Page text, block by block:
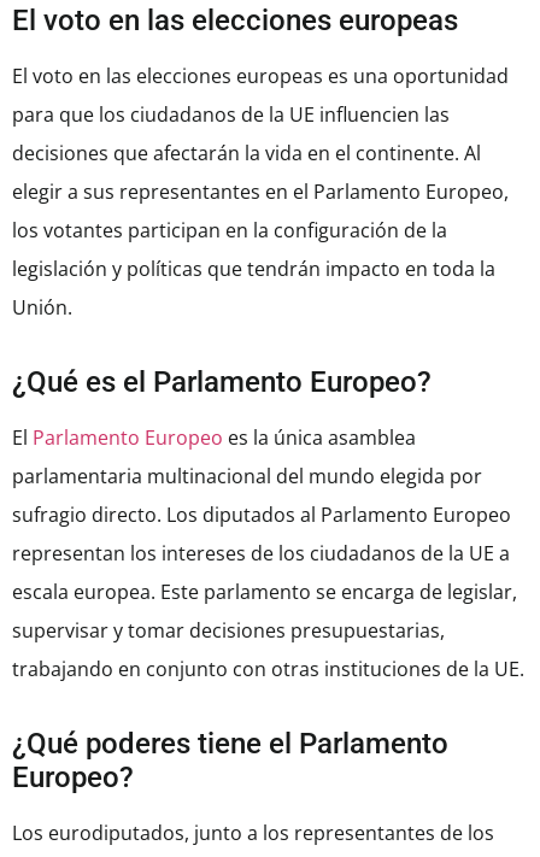
El voto en las elecciones europeas
El voto en las elecciones europeas es una oportunidad
para que los ciudadanos de la UE influencien las
decisiones que afectarán la vida en el continente. Al
elegir a sus representantes en el Parlamento Europeo,
los votantes participan en la configuración de la
legislación y políticas que tendrán impacto en toda la
Unión.
¿Qué es el Parlamento Europeo?
El Parlamento Europeo es la única asamblea
parlamentaria multinacional del mundo elegida por
sufragio directo. Los diputados al Parlamento Europeo
representan los intereses de los ciudadanos de la UE a
escala europea. Este parlamento se encarga de legislar,
supervisar y tomar decisiones presupuestarias,
trabajando en conjunto con otras instituciones de la UE.
¿Qué poderes tiene el Parlamento
Europeo?
Los eurodiputados, junto a los representantes de los